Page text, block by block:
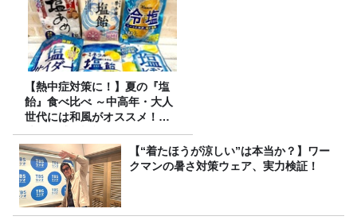
【熱中症対策に！】夏の『塩
飴』食べ比べ ～中高年・大人
世代には和風がオススメ！
味・食感・機能性いろいろ！
～
【“着たほうが涼しい”は本当か？】ワー
クマンの暑さ対策ウェア、実力検証！